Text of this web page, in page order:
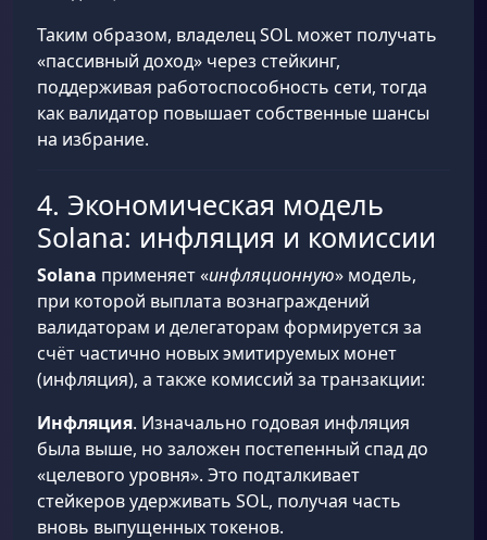
Таким образом, владелец SOL может получать
«пассивный доход» через стейкинг,
поддерживая работоспособность сети, тогда
как валидатор повышает собственные шансы
на избрание.
4. Экономическая модель
Solana: инфляция и комиссии
Solana применяет «инфляционную» модель,
при которой выплата вознаграждений
валидаторам и делегаторам формируется за
счёт частично новых эмитируемых монет
(инфляция), а также комиссий за транзакции:
Инфляция. Изначально годовая инфляция
была выше, но заложен постепенный спад до
«целевого уровня». Это подталкивает
стейкеров удерживать SOL, получая часть
вновь выпущенных токенов.